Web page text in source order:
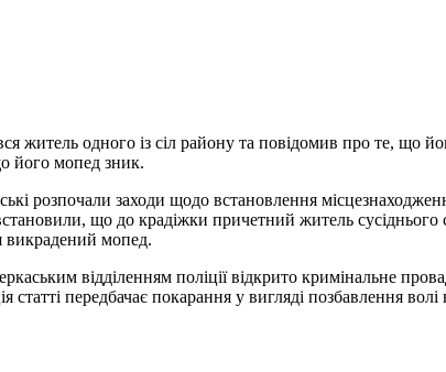
житель одного із сіл району та повідомив про те, що
його мопед зник.
розпочали заходи щодо встановлення
що до крадіжки причетний житель
викрадений мопед.
відділенням поліції відкрито кримінальне
передбачає покарання у вигляді позбавлення волі